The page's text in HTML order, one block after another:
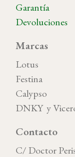
Garantía
Devoluciones
Marcas
Lotus
Festina
Calypso
DNKY y
Contacto
C/ Doctor